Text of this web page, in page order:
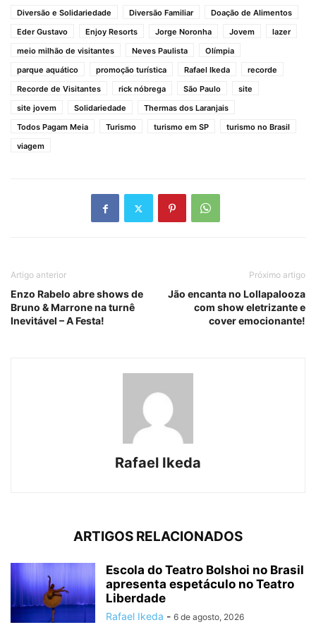
Diversão e Solidariedade Diversão Familiar
Doação de Alimentos
Eder Gustavo
Enjoy Resorts Jorge Noronha Jovem
lazer
meio milhão de visitantes
Neves Paulista
Olímpia
parque aquático
promoção turística Rafael Ikeda
recorde
Recorde de Visitantes
rick nóbrega São Paulo
site
site jovem
Solidariedade
Thermas dos Laranjais
Todos Pagam Meia
Turismo turismo em SP
turismo no Brasil
viagem
Artigo anterior
Enzo Rabelo abre shows de
Bruno & Marrone na turnê
Inevitável – A Festa!
Próximo artigo
Jão encanta no Lollapalooza
com show eletrizante e
cover emocionante!
Rafael Ikeda
ARTIGOS RELACIONADOS
Escola do Teatro Bolshoi no Brasil
apresenta espetáculo no Teatro
Liberdade
Rafael Ikeda - 6 de agosto, 2026